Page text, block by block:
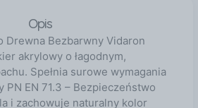
Opis
Drewna Bezbarwny Vidaron
akrylowy o łagodnym,
Spełnia surowe wymagania
EN 71.3 – Bezpieczeństwo
i zachowuje naturalny kolor